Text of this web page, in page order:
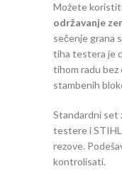
Možete
održavanje
sečenje grana
tiha testera je
tihom radu
stambenih
Standardni set
testere i
rezove.
kontrolisati.